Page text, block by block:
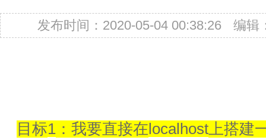
发布时间：2020-05-04 00:38:26 编辑
目标1 ：我要直接在 localhost上搭建